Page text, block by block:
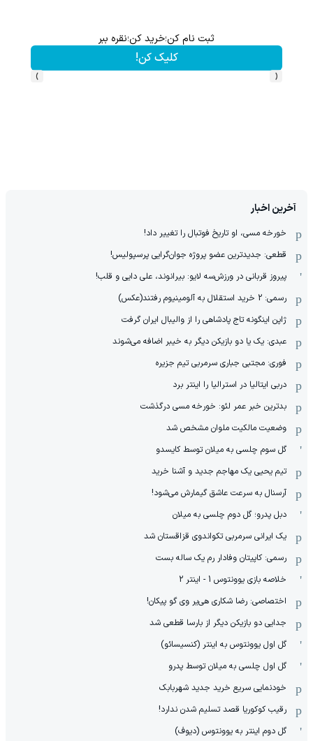
ثبت نام کن؛خرید کن؛نقره ببر
کلیک کن!
‹
›
آخرین اخبار
خورخه مسی، او تاریخ فوتبال را تغییر داد!
قطعی: جدیدترین عضو پروژه جوان‌گرایی پرسپولیس!
پیروز قربانی در ورزش‌سه لایو: بیرانوند، علی دایی و قلب!
رسمی: 2 خرید استقلال به آلومینیوم رفتند(عکس)
ژاپن اینگونه تاج پادشاهی را از والیبال ایران گرفت
عبدی: یک یا دو بازیکن دیگر به خیبر اضافه می‌شوند
فوری: مجتبی جباری سرمربی تیم جزیره
دربی ایتالیا در استرالیا را اینتر برد
بدترین خبر عمر لئو: خورخه مسی درگذشت
وضعیت مالکیت ملوان مشخص شد
گل سوم چلسی به میلان توسط کایسدو
تیم یحیی یک مهاجم جدید و آشنا خرید
آرسنال به سرعت عاشق گیمارش می‌شود!
دبل پدرو؛ گل دوم چلسی به میلان
یک ایرانی سرمربی تکواندوی قزاقستان شد
رسمی: کاپیتان وفادار رم یک ساله بست
خلاصه بازی یوونتوس 1 - اینتر 2
اختصاصی: رضا شکاری هی‌یر وی‌ گو پیکان!
جدایی دو بازیکن دیگر از بارسا قطعی شد
گل اول یوونتوس به اینتر (کنسیسائو)
گل اول چلسی به میلان توسط پدرو
خودنمایی سریع خرید جدید شهربابک
رقیب کوکوریا قصد تسلیم شدن ندارد!
گل دوم اینتر به یوونتوس (دیوف)